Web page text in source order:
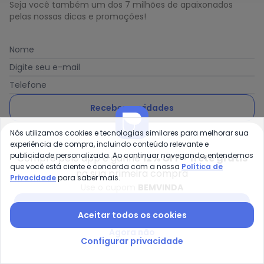
Seja você também um dos 7 milhões de apaixonados
pelas nossas dicas e promoções!
Nome
Digite seu e-mail
Telefone
Receber novidades
Ao enviar o cadastro, você concorda com a nossa Política
de Privacidade
Posthaus é uma marca da Posthaus Ltda / CNPJ:
80.462.138/0001-41
Endereço: Rua Werner Duwe, 202 Bairro Badenfurt -
89.070-700 - Blumenau/SC
Compre pelo app e ganhe12% OFF + frete grátis
na sua primeira compra
Nós utilizamos cookies e tecnologias similares para melhorar sua
experiência de compra, incluindo conteúdo relevante e
publicidade personalizada. Ao continuar navegando, entendemos
que você está ciente e concorda com a nossa Política de
Privacidadepara saber mais.
Aceitar todos os cookies
Configurar privacidade